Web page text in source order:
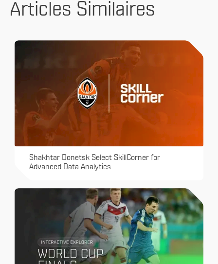
Articles Similaires
Shakhtar Donetsk Select SkillCorner for
Advanced Data Analytics